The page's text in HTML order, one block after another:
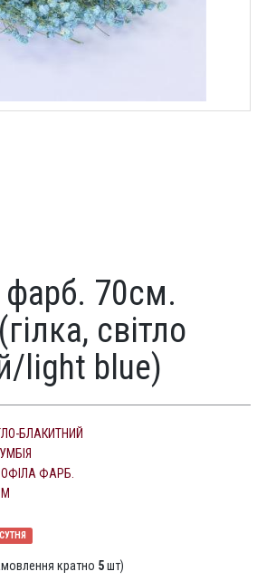
фарб. 70см.
світло
light blue)
БЛАКИТНИЙ
ФАРБ.
кратно 5шт)